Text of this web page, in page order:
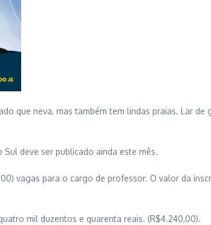
que neva, mas também tem lindas praias. Lar de
deve ser publicado ainda este mês.
vagas para o cargo de professor. O valor da
mil duzentos e quarenta reais. (R$4.240,00).